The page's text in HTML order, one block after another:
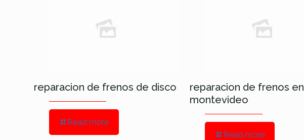
reparacion de frenos de disco
Read more
reparacion de frenos en
montevideo
Read more